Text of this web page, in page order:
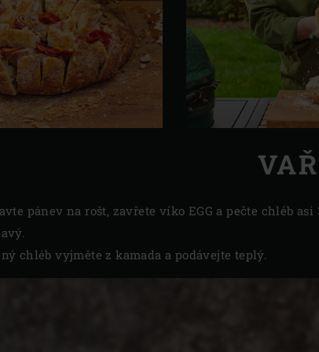
pánev na rošt, zavřete víko EGG a pečte chléb
chléb vyjměte z kamada a podávejte teplý.